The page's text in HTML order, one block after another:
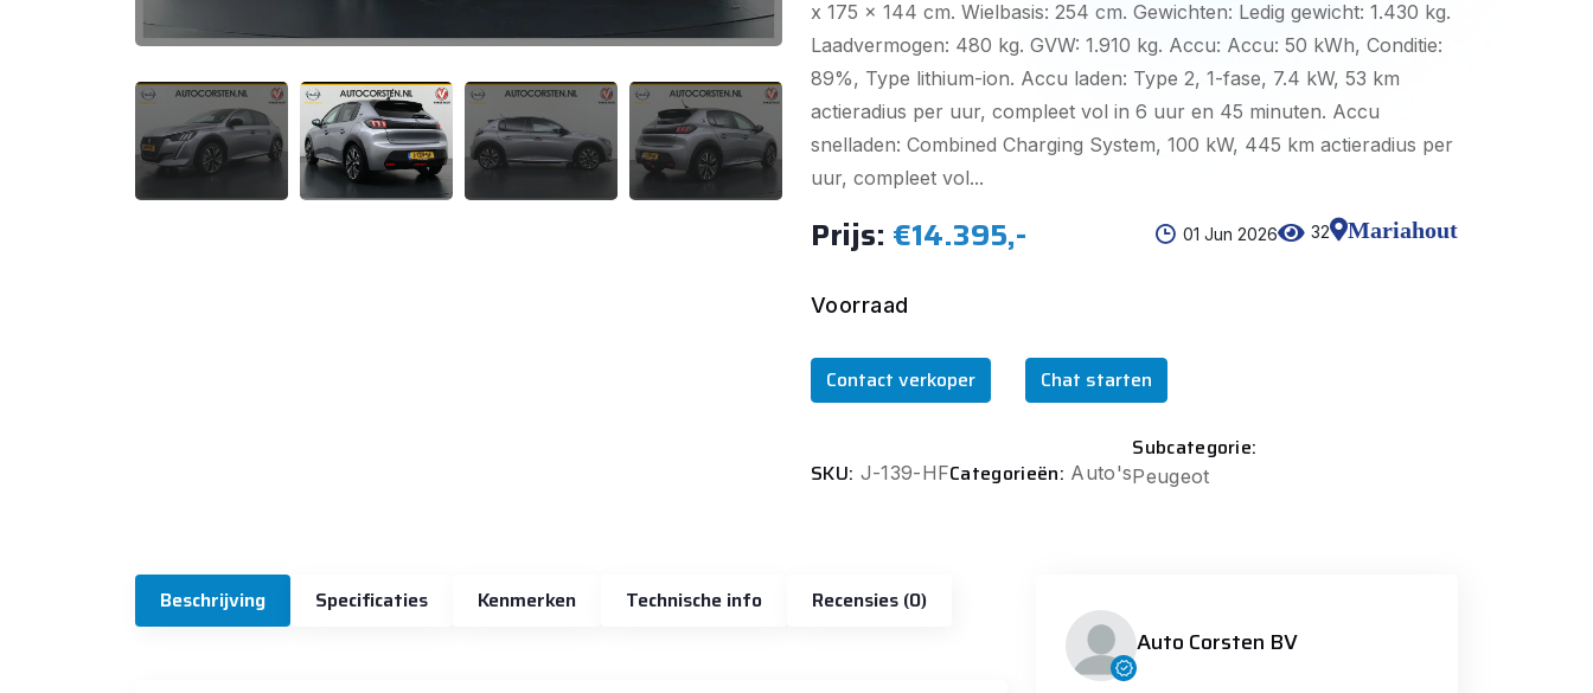
x 175 x 144 cm. Wielbasis: 254 cm. Gewichten: Ledig gewicht: 1.430 kg.
Laadvermogen: 480 kg. GVW: 1.910 kg. Accu: Accu: 50 kWh, Conditie:
89%, Type lithium-ion. Accu laden: Type 2, 1-fase, 7.4 kW, 53 km
actieradius per uur, compleet vol in 6 uur en 45 minuten. Accu
snelladen: Combined Charging System, 100 kW, 445 km actieradius per
uur, compleet vol...
Prijs: €14.395,- 01 Jun 2026 32 Mariahout
Voorraad
Contact verkoper Chat starten
SKU: J-139-HFCategorieën: Auto's
Subcategorie:
Peugeot
Beschrijving Specificaties Kenmerken Technische info Recensies (0)
Auto Corsten BV